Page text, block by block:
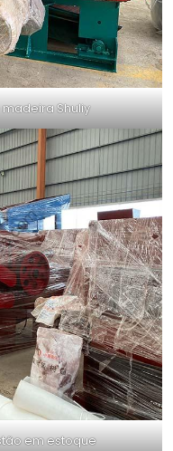
Shuliy
em estoque